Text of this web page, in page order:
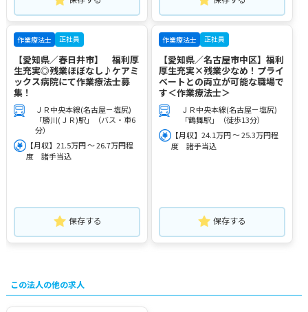
作業療法士 正社員
【愛知県／春日井市】 福利厚
生充実◎残業ほぼなし♪ケアミ
ックス病院にて作業療法士募
集！
ＪＲ中央本線(名古屋－塩尻)
「勝川(ＪＲ)駅」（バス・車6
分）
【月収】21.5万円 ～ 26.7万円程
度 諸手当込
保存する
作業療法士 正社員
【愛知県／名古屋市中区】福利
厚生充実×残業少なめ！プライ
ベートとの両立が可能な職場で
す＜作業療法士＞
ＪＲ中央本線(名古屋－塩尻)
「鶴舞駅」（徒歩13分）
【月収】24.1万円 ～ 25.3万円程
度 諸手当込
保存する
この法人の他の求人